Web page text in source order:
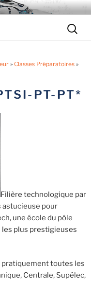
pour
» Classes Préparatoires»
PT-PT*
Filière technologique par
astucieuse pour
une école du pôle
les plus prestigieuses
pratiquement toutes les
Centrale, Supélec,